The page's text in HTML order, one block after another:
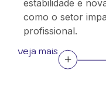
estabilidade e
como o setor
profissional.
veja mais